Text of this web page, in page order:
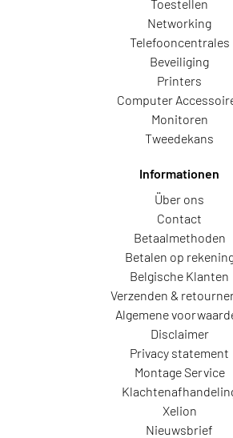
Toestellen
Networking
Telefooncentrales
Beveiliging
Printers
Computer
Monitoren
Tweedekans
Informationen
Über ons
Contact
Betaalmethoden
Betalen op
Belgische Klanten
Verzenden &
Algemene
Disclaimer
Privacy statement
Montage Service
Xelion
Nieuwsbrief